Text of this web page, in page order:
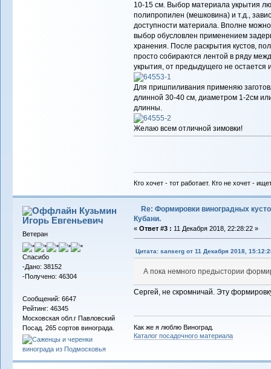
10-15 см. Выбор материала укрытия
полипропилен (мешковина) и т.д.,
доступности материала. Вполне
выбор обусловлен применением
хранения. После раскрытия кустов,
просто собираются лентой в ряду
укрытия, от предыдущего не остается
Для пришпиливания применяю
длинной 30-40 см, диаметром 1-2см
длинны.
Желаю всем отличной зимовки!
Кто хочет - тот работает. Кто не хочет -
Кузьмин
Игорь Евгеньевич
Ветеран
Спасибо
-Дано: 38152
-Получено: 46304
Сообщений: 6647
Рейтинг: 46345
Московская обл.г Павловский
Посад. 265 сортов винограда.
Re: Формировки виноградных
Кубани.
« Ответ #3 : 11 Декабря 2018, 22:28:22 »
Цитата: sanserg от 11 Декабря 2018,
А пока немного предыстории
Сергей, не скромничай. Эту
Как же я люблю Виноград.
Каталог посадочного материала